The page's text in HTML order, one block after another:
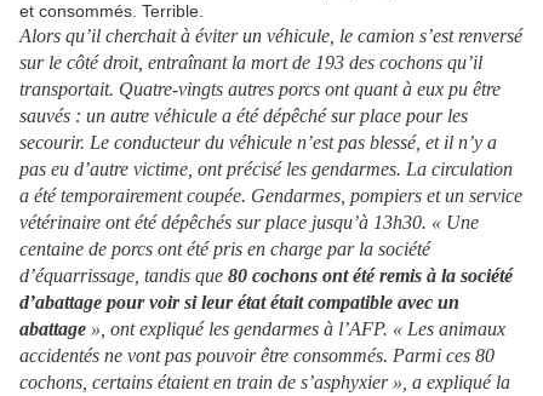
et consommés. Terrible.
Alors qu’il cherchait à éviter un véhicule, le camion s’est renversé
sur le côté droit, entraînant la mort de 193 des cochons qu’il
transportait. Quatre-vingts autres porcs ont quant à eux pu être
sauvés : un autre véhicule a été dépêché sur place pour les
secourir. Le conducteur du véhicule n’est pas blessé, et il n’y a
pas eu d’autre victime, ont précisé les gendarmes. La circulation
a été temporairement coupée. Gendarmes, pompiers et un service
vétérinaire ont été dépêchés sur place jusqu’à 13h30. « Une
centaine de porcs ont été pris en charge par la société
d’équarrissage, tandis que 80 cochons ont été remis à la société
d’abattage pour voir si leur état était compatible avec un
abattage », ont expliqué les gendarmes à l’AFP. « Les animaux
accidentés ne vont pas pouvoir être consommés. Parmi ces 80
cochons, certains étaient en train de s’asphyxier », a expliqué la